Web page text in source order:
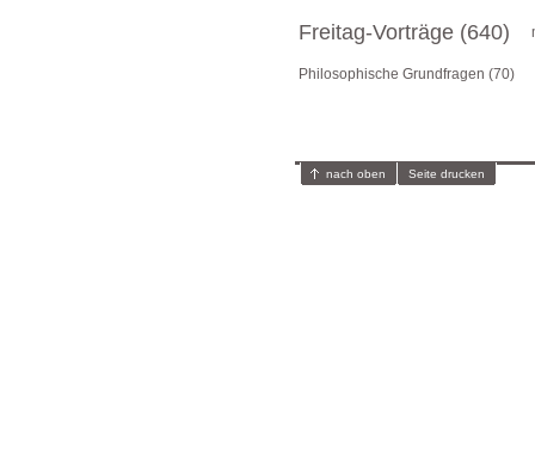
Freitag-Vorträge (640)
Philosophische Grundfragen (70)
nach oben Seite drucken